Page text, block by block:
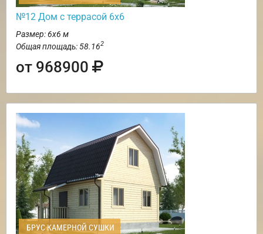
№12 Дом с террасой 6х6
Размер: 6х6 м
Общая площадь: 58.162
от 968900
БРУС КАМЕРНОЙ СУШКИ